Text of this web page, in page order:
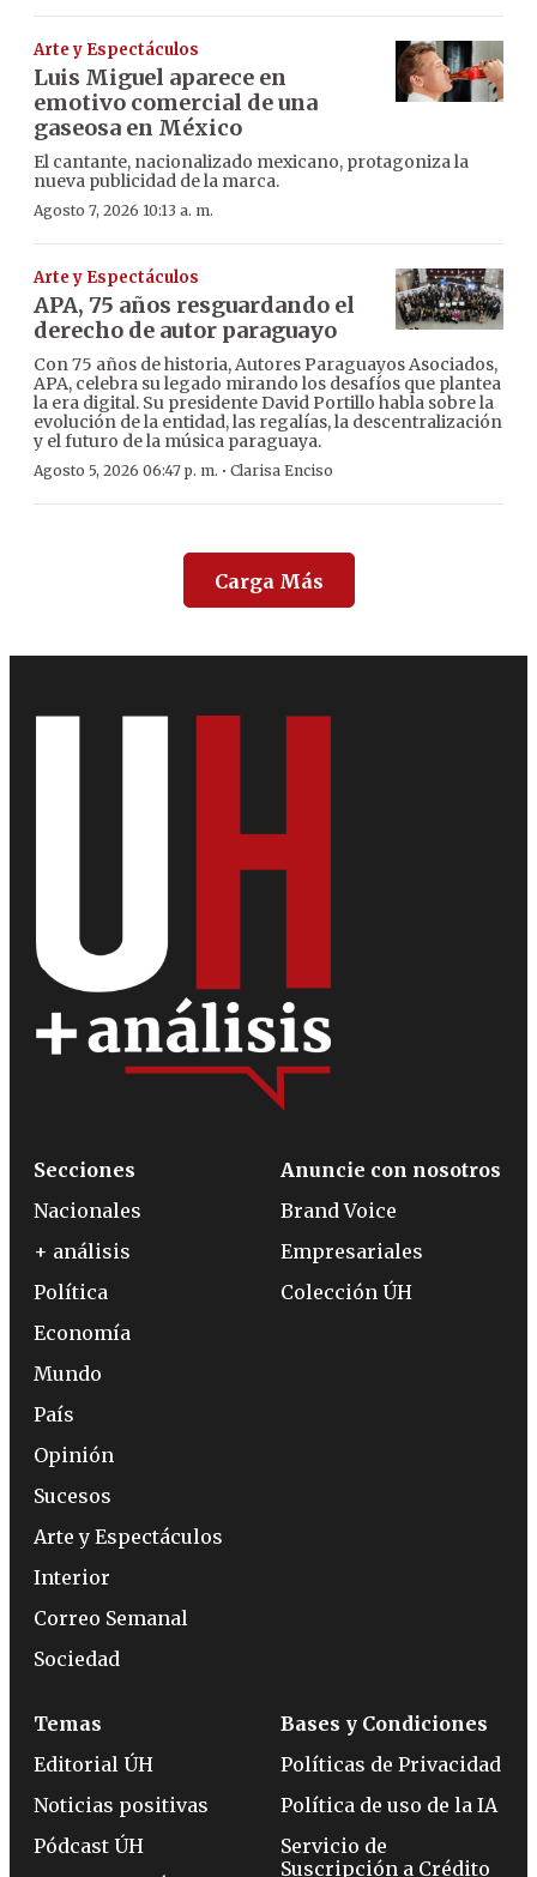
Arte y Espectáculos
Luis Miguel aparece en
emotivo comercial de una
gaseosa en México
El cantante, nacionalizado mexicano, protagoniza la
nueva publicidad de la marca.
Agosto 7, 2026 10:13 a. m.
Arte y Espectáculos
APA, 75 años resguardando el
derecho de autor paraguayo
Con 75 años de historia, Autores Paraguayos Asociados,
APA, celebra su legado mirando los desafíos que plantea
la era digital. Su presidente David Portillo habla sobre la
evolución de la entidad, las regalías, la descentralización
y el futuro de la música paraguaya.
Agosto 5, 2026 06:47 p. m. · Clarisa Enciso
Carga Más
Secciones
Nacionales
+ análisis
Política
Economía
Mundo
País
Opinión
Sucesos
Arte y Espectáculos
Interior
Correo Semanal
Sociedad
Anuncie con nosotros
Brand Voice
Empresariales
Colección ÚH
Temas
Editorial ÚH
Noticias positivas
Pódcast ÚH
Bases y Condiciones
Políticas de Privacidad
Política de uso de la IA
Servicio de
Suscripción a Crédito